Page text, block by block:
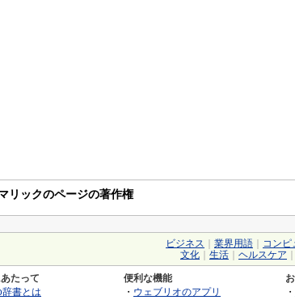
リックのページの著作権
ビジネス 業界用語 コンピ
文化
生活 ヘルスケア
たって
書とは
便利な機能
・ ウェブリオのアプリ
・